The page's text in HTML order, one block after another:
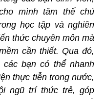
mình tâm thế chủ
học tập và nghiên
thức chuyên môn mà
cần thiết. Qua đó,
bạn có thể nhanh
thực tiễn trong nước,
ngũ trí thức trẻ, góp